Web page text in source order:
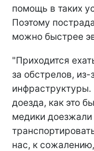
помощь в таких
Поэтому
можно быстрее
"Приходится
за обстрелов,
доезда, как это
медики доезжали
нас, к